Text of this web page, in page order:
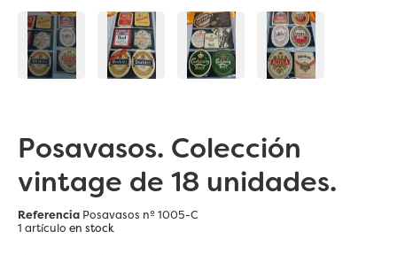
Posavasos. Colección
vintage de 18 unidades.
Referencia Posavasos nº 1005-C
1 artículo en stock